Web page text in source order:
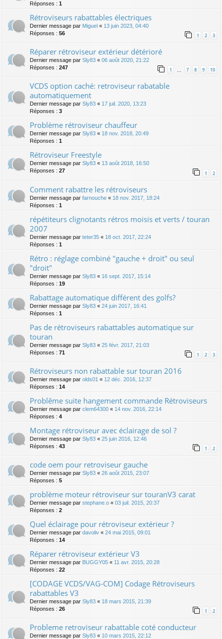
Réponses : 1
Rétroviseurs rabattables électriques
Dernier message par Miguel « 13 juin 2023, 04:40
Réponses : 56 1 2 3
Réparer rétroviseur extérieur détérioré
Dernier message par Sly83 « 06 août 2020, 21:22
Réponses : 247 1 … 7 8 9 10
VCDS option caché: retroviseur rabatable
automatiquement
Dernier message par Sly83 « 17 juil. 2020, 13:23
Réponses : 3
Problème rétroviseur chauffeur
Dernier message par Sly83 « 18 nov. 2018, 20:49
Réponses : 1
Rétroviseur Freestyle
Dernier message par Sly83 « 13 août 2018, 16:50
Réponses : 27 1 2
Comment rabattre les rétroviseurs
Dernier message par farnouche « 18 nov. 2017, 18:24
Réponses : 1
répétiteurs clignotants rétros moisis et verts / touran
2007
Dernier message par teter35 « 18 oct. 2017, 22:24
Réponses : 1
Rétro : réglage combiné "gauche + droit" ou seul
"droit"
Dernier message par Sly83 « 16 sept. 2017, 15:14
Réponses : 19
Rabattage automatique différent des golfs?
Dernier message par Sly83 « 24 juin 2017, 16:41
Réponses : 1
Pas de rétroviseurs rabattables automatique sur
touran
Dernier message par Sly83 « 25 févr. 2017, 21:03
Réponses : 71 1 2 3
Rétroviseurs non rabattable sur touran 2016
Dernier message par olds01 « 12 déc. 2016, 12:37
Réponses : 14
Problême suite hangement commande Rétroviseurs
Dernier message par clem64300 « 14 nov. 2016, 22:14
Réponses : 4
Montage rétroviseur avec éclairage de sol ?
Dernier message par Sly83 « 25 juin 2016, 12:46
Réponses : 43 1 2
code oem pour retroviseur gauche
Dernier message par Sly83 « 26 août 2015, 23:07
Réponses : 5
problème moteur rétroviseur sur touranV3 carat
Dernier message par stephane.o « 03 juil. 2015, 20:37
Réponses : 2
Quel éclairage pour rétroviseur extérieur ?
Dernier message par davoliv « 24 mai 2015, 09:01
Réponses : 14
Réparer rétroviseur extérieur V3
Dernier message par BUGGY05 « 11 avr. 2015, 20:28
Réponses : 22
[CODAGE VCDS/VAG-COM] Codage Rétroviseurs
rabattables V3
Dernier message par Sly83 « 18 mars 2015, 21:39
Réponses : 26 1 2
Probleme retroviseur rabattable coté conducteur
Dernier message par Sly83 « 10 mars 2015, 22:12